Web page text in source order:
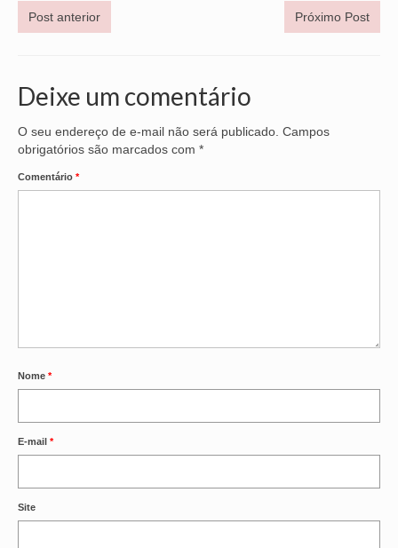
Post anterior Próximo Post
Deixe um comentário
O seu endereço de e-mail não será publicado. Campos
obrigatórios são marcados com *
Comentário *
Nome *
E-mail *
Site